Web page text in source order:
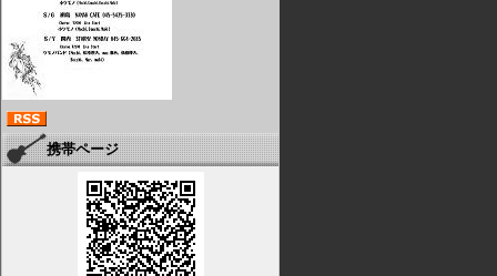
携帯ページ